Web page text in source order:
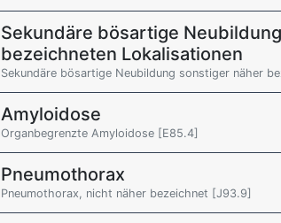
Sekundäre bösartige
bezeichneten Lokalisationen
Sekundäre bösartige Neubildung sonstiger näher
Amyloidose
Organbegrenzte Amyloidose [E85.4]
Pneumothorax
Pneumothorax, nicht näher bezeichnet [J93.9]